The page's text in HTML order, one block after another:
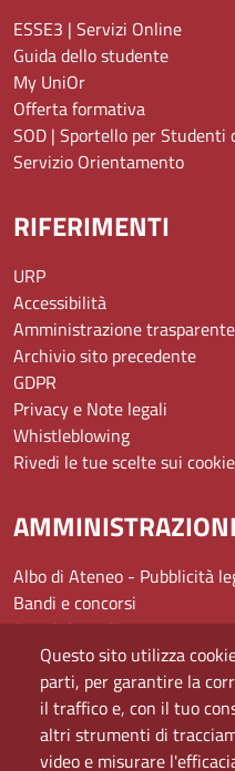
Questo sito utilizza
parti, per garantire la
il traffico e, con il tuo
altri strumenti di
video e misurare
ESSE3 | Servizi Online
Guida dello studente
My UniOr
Offerta formativa
SOD | Sportello per Studenti
Servizio Orientamento
RIFERIMENTI
URP
Accessibilità
Amministrazione trasparente
Archivio sito precedente
GDPR
Privacy e Note legali
Whistleblowing
Rivedi le tue scelte sui cookie
Albo di Ateneo - Pubblicità
Bandi e concorsi
Amministrazione
Assistenza
Domande frequenti (FAQ)
Elenco dei siti tematici
Mappa del sito
PEC